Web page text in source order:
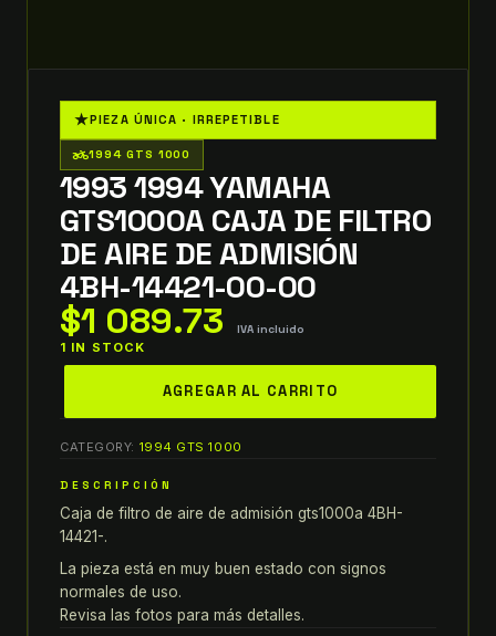
★PIEZA ÚNICA · IRREPETIBLE
two_wheeler1994 GTS 1000
1993 1994 YAMAHA
GTS1000A CAJA DE FILTRO
DE AIRE DE ADMISIÓN
4BH-14421-00-00
$1 089.73 IVA incluido
1 IN STOCK
gts1000a
CAJA
DE
FILTRO
DE
AIRE
DE
AGREGAR AL CARRITO
CATEGORY: 1994 GTS 1000
DESCRIPCIÓN
Caja de filtro de aire de admisión gts1000a 4BH-
14421-.
La pieza está en muy buen estado con signos
normales de uso.
Revisa las fotos para más detalles.